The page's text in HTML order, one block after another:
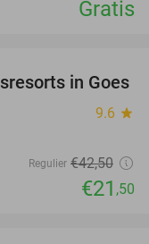
Gratis
49%
in Goes
9.6 star
Regulier €42,50
€21 ,50